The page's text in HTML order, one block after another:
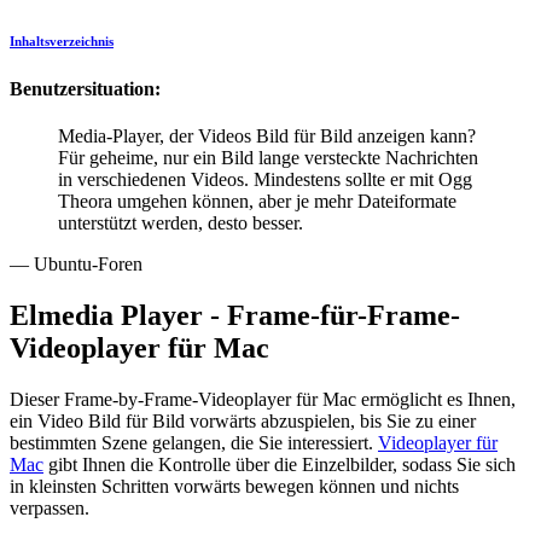
Inhaltsverzeichnis
Benutzersituation:
Media-Player, der Videos Bild für Bild anzeigen kann?
Für geheime, nur ein Bild lange versteckte Nachrichten
in verschiedenen Videos. Mindestens sollte er mit Ogg
Theora umgehen können, aber je mehr Dateiformate
unterstützt werden, desto besser.
— Ubuntu-Foren
Elmedia Player - Frame-für-Frame-
Videoplayer für Mac
Dieser Frame-by-Frame-Videoplayer für Mac ermöglicht es Ihnen,
ein Video Bild für Bild vorwärts abzuspielen, bis Sie zu einer
bestimmten Szene gelangen, die Sie interessiert. Videoplayer für
Mac gibt Ihnen die Kontrolle über die Einzelbilder, sodass Sie sich
in kleinsten Schritten vorwärts bewegen können und nichts
verpassen.